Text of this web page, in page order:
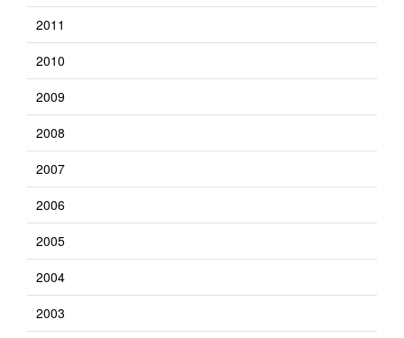
2011
2010
2009
2008
2007
2006
2005
2004
2003